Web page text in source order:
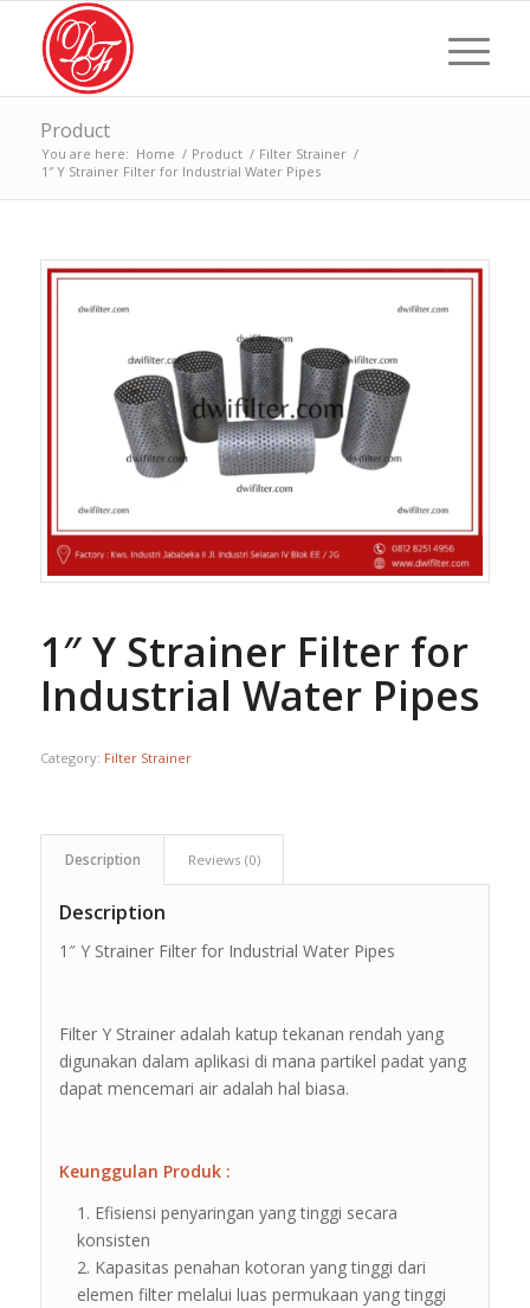
Product
You are here: Home / Product / Filter Strainer /
1″ Y Strainer Filter for Industrial Water Pipes
1″ Y Strainer Filter for
Industrial Water Pipes
Category: Filter Strainer
Description Reviews (0)
Description
1″ Y Strainer Filter for Industrial Water Pipes
Filter Y Strainer adalah katup tekanan rendah yang
digunakan dalam aplikasi di mana partikel padat yang
dapat mencemari air adalah hal biasa.
Keunggulan Produk :
Efisiensi penyaringan yang tinggi secara
konsisten
Kapasitas penahan kotoran yang tinggi dari
elemen filter melalui luas permukaan yang tinggi